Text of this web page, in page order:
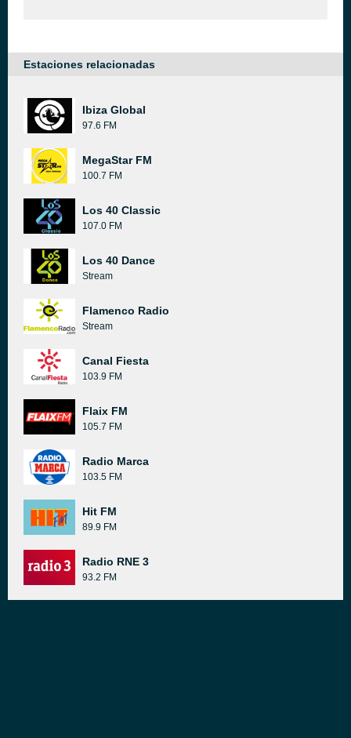
Estaciones relacionadas
Ibiza Global
97.6 FM
MegaStar FM
100.7 FM
Los 40 Classic
107.0 FM
Los 40 Dance
Stream
Flamenco Radio
Stream
Canal Fiesta
103.9 FM
Flaix FM
105.7 FM
Radio Marca
103.5 FM
Hit FM
89.9 FM
Radio RNE 3
93.2 FM